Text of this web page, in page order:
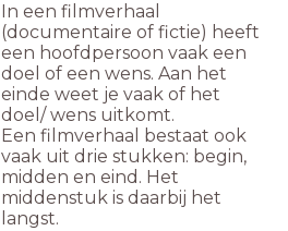
In een filmverhaal
(documentaire of fictie) heeft
een hoofdpersoon vaak een
doel of een wens. Aan het
einde weet je vaak of het
doel/ wens uitkomt.
Een filmverhaal bestaat ook
vaak uit drie stukken: begin,
midden en eind. Het
middenstuk is daarbij het
langst.